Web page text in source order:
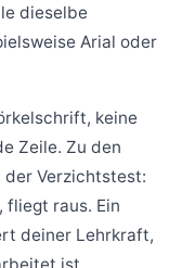
dieselbe
Arial oder
keine
Zeile. Zu den
Verzichtstest:
fliegt raus. Ein
deiner Lehrkraft,
ist.